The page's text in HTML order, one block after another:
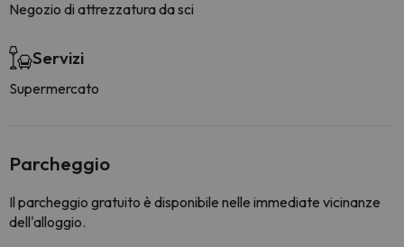
Negozio di attrezzatura da sci
Servizi
Supermercato
Parcheggio
Il parcheggio gratuito è disponibile nelle immediate vicinanze
dell'alloggio.